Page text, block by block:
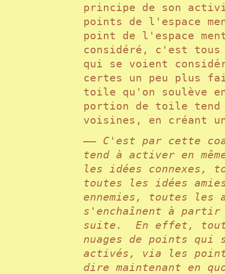
principe de son
points de l'espace
point de l'espace
considéré, c'est
qui se voient
certes un peu plus
toile qu'on soulève
portion de toile tend
voisines, en créant
—— C'est par cette
tend à activer en
les idées connexes,
toutes les idées
ennemies, toutes les
s'enchaînent à
suite. En effet,
nuages de points qui
activés, via les
dire maintenant en